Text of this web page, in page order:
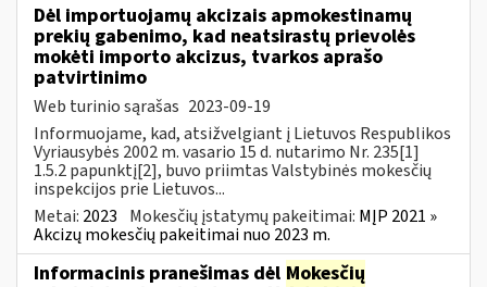
Dėl importuojamų akcizais apmokestinamų
prekių gabenimo, kad neatsirastų prievolės
mokėti importo akcizus, tvarkos aprašo
patvirtinimo
Web turinio sąrašas 2023-09-19
Informuojame, kad, atsižvelgiant į Lietuvos Respublikos
Vyriausybės 2002 m. vasario 15 d. nutarimo Nr. 235[1]
1.5.2 papunktį[2], buvo priimtas Valstybinės mokesčių
inspekcijos prie Lietuvos...
Metai: 2023 Mokesčių įstatymų pakeitimai: MĮP 2021 »
Akcizų mokesčių pakeitimai nuo 2023 m.
Informacinis pranešimas dėl Mokesčių